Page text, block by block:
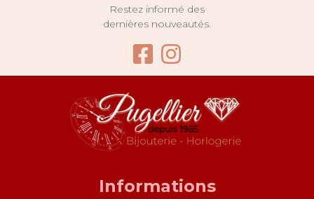
Restez informé des
dernières nouveautés.
Facebook
Informations